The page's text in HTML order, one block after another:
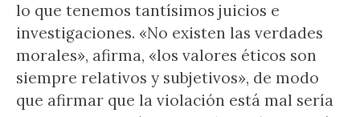
lo que tenemos tantísimos juicios e
investigaciones. «No existen las verdades
morales», afirma, «los valores éticos son
siempre relativos y subjetivos», de modo
que afirmar que la violación está mal sería